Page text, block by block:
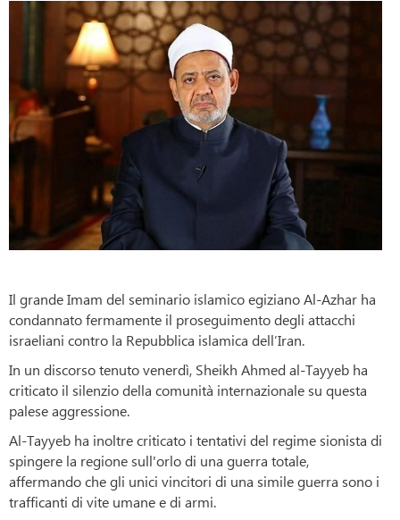
Il grande Imam del seminario islamico egiziano Al-Azhar ha
condannato fermamente il proseguimento degli attacchi
israeliani contro la Repubblica islamica dell’Iran.
In un discorso tenuto venerdì, Sheikh Ahmed al-Tayyeb ha
criticato il silenzio della comunità internazionale su questa
palese aggressione.
Al-Tayyeb ha inoltre criticato i tentativi del regime sionista di
spingere la regione sull'orlo di una guerra totale,
affermando che gli unici vincitori di una simile guerra sono i
trafficanti di vite umane e di armi.